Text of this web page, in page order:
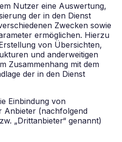
Nutzer eine Auswertung,
der in den Dienst
Zwecken sowie
ermöglichen. Hierzu
von Übersichten,
und anderweitigen
Zusammenhang mit dem
der in den Dienst
Einbindung von
Anbieter (nachfolgend
„Drittanbieter“ genannt)